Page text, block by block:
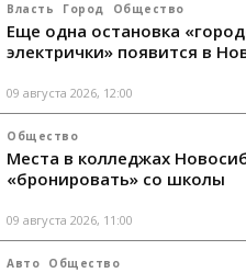
Власть Город Общество
Еще одна остановка
электрички» появится в
09 августа 2026, 12:00
Общество
Места в колледжах
«бронировать» со школы
09 августа 2026, 11:00
Авто Общество